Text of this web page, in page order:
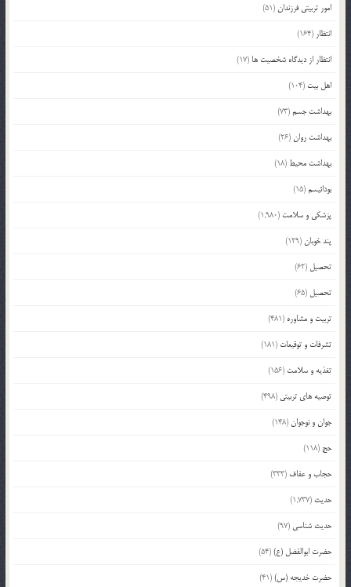
امور تربیتی فرزندان(51)
انتظار (164)
انتظار از دیدگاه شخصیت ها (17)
اهل بیت (104)
بهداشت جسم(73)
بهداشت روان(26)
بهداشت محیط (18)
بودائیسم(15)
پزشکی و سلامت (1,980)
پند خوبان(129)
تحصیل (62)
تحصیل (65)
تربیت و مشاوره (481)
تشرفات و توقیعات (181)
تغذیه و سلامت (156)
توصیه های تربیتی (498)
جوان و نوجوان(148)
حج (118)
حجاب و عفاف (333)
حدیث (1,737)
حدیث شناسی (97)
حضرت ابوالفضل (ع)(54)
حضرت خدیجه (س)(41)